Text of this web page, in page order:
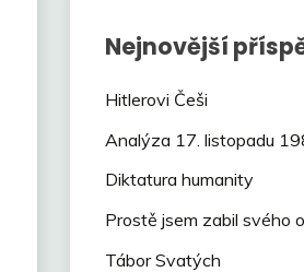
Nejnovější
Hitlerovi Češi
Analýza 17. listopadu
Diktatura humanity
Prostě jsem zabil svého
Tábor Svatých